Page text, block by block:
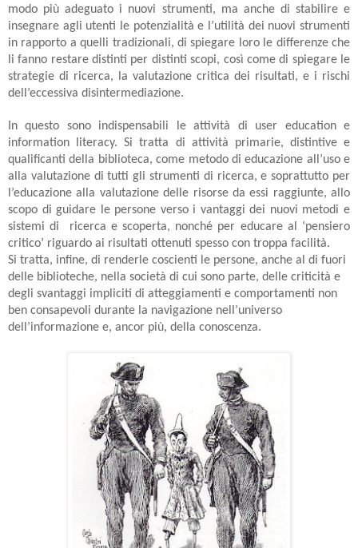
modo più adeguato i nuovi strumenti, ma anche di stabilire e
insegnare agli utenti le potenzialità e l’utilità dei nuovi strumenti
in rapporto a quelli tradizionali, di spiegare loro le differenze che
li fanno restare distinti per distinti scopi, così come di spiegare le
strategie di ricerca, la valutazione critica dei risultati, e i rischi
dell’eccessiva disintermediazione.
In questo sono indispensabili le attività di user education e
information literacy. Si tratta di attività primarie, distintive e
qualificanti della biblioteca, come metodo di educazione all’uso e
alla valutazione di tutti gli strumenti di ricerca, e soprattutto per
l’educazione alla valutazione delle risorse da essi raggiunte, allo
scopo di guidare le persone verso i vantaggi dei nuovi metodi e
sistemi di
ricerca e scoperta, nonché per educare al ‘pensiero
critico’ riguardo ai risultati ottenuti spesso con troppa facilità.
Si tratta, infine, di renderle coscienti le persone, anche al di fuori
delle biblioteche, nella società di cui sono parte, delle criticità e
degli svantaggi impliciti di atteggiamenti e comportamenti non
ben consapevoli durante la navigazione nell’universo
dell’informazione e, ancor più, della conoscenza.